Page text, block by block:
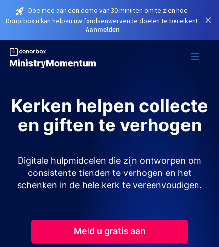
Doe mee aan een demo van 30 minuten om te zien hoe
Donorbox u kan helpen uw fondsenwervende doelen te bereiken!
Aanmelden
×
Kerken helpen collecte
en giften te verhogen
Digitale hulpmiddelen die zijn ontworpen om
consistente tienden te verhogen en het
schenken in de hele kerk te vereenvoudigen.
Meld u gratis aan